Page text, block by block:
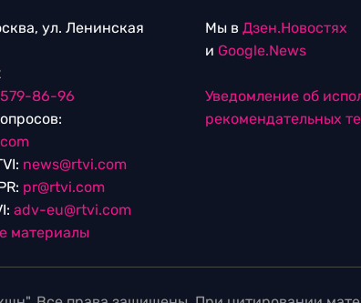
ул. Ленинская
579-86-96
news@rtvi.com
pr@rtvi.com
adv-eu@rtvi.com
материалы
Мы в Дзен.Новостях
и Google.News
Уведомление об
рекомендательных